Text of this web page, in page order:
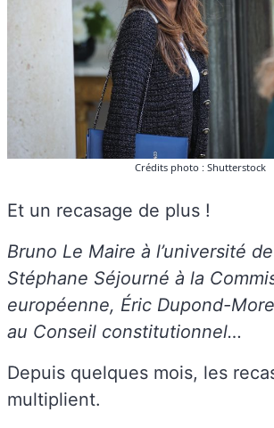
Crédits photo : Shutterstock
Et un recasage de plus !
Bruno Le Maire à l’université
Stéphane Séjourné à la
européenne, Éric Dupond-
au Conseil constitutionnel…
Depuis quelques mois, les
multiplient.